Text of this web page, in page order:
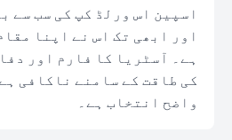
اسپین اس ورلڈ کپ کی سب سے
اور ابھی تک اس نے اپنا
ہے۔ آسٹریا کا فارم اور
واضح انتخاب ہے۔